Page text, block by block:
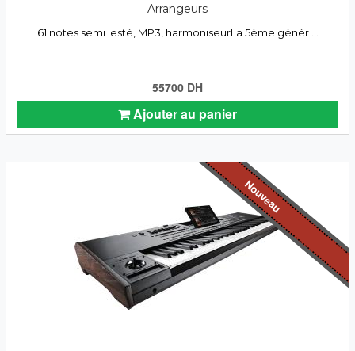
Arrangeurs
61 notes semi lesté, MP3, harmoniseurLa 5ème génér ...
55700 DH
Ajouter au panier
Nouveau